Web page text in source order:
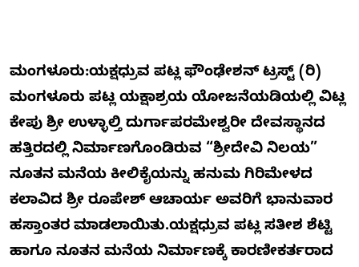
ಮಂಗಳೂರು:ಯಕ್ಷಧ್ರುವ ಪಟ್ಲ ಫೌಂಢೇಶನ್ ಟ್ರಸ್ಟ್ (ರಿ)
ಮಂಗಳೂರು ಪಟ್ಲ ಯಕ್ಷಾಶ್ರಯ ಯೋಜನೆಯಡಿಯಲ್ಲಿ ವಿಟ್ಲ
ಕೇಪು ಶ್ರೀ ಉಳ್ಳಾಲ್ತಿ ದುರ್ಗಾಪರಮೇಶ್ವರೀ ದೇವಸ್ಥಾನದ
ಹತ್ತಿರದಲ್ಲಿ ನಿರ್ಮಾಣಗೊಂಡಿರುವ “ಶ್ರೀದೇವಿ ನಿಲಯ”
ನೂತನ ಮನೆಯ ಕೀಲಿಕೈಯನ್ನು ಹನುಮ ಗಿರಿಮೇಳದ
ಕಲಾವಿದ ಶ್ರೀ ರೂಪೇಶ್ ಆಚಾರ್ಯ ಅವರಿಗೆ ಭಾನುವಾರ
ಹಸ್ತಾಂತರ ಮಾಡಲಾಯಿತು.ಯಕ್ಷಧ್ರುವ ಪಟ್ಲ ಸತೀಶ ಶೆಟ್ಟಿ
ಹಾಗೂ ನೂತನ ಮನೆಯ ನಿರ್ಮಾಣಕ್ಕೆ ಕಾರಣೀಕರ್ತರಾದ